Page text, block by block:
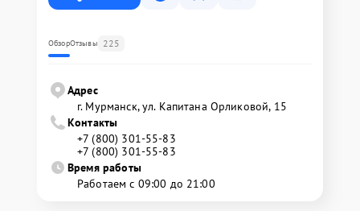
ОбзорОтзывы 225
Адрес
г. Мурманск, ул. Капитана Орликовой, 15
Контакты
+7 (800) 301-55-83
+7 (800) 301-55-83
Время работы
Работаем с 09:00 до 21:00